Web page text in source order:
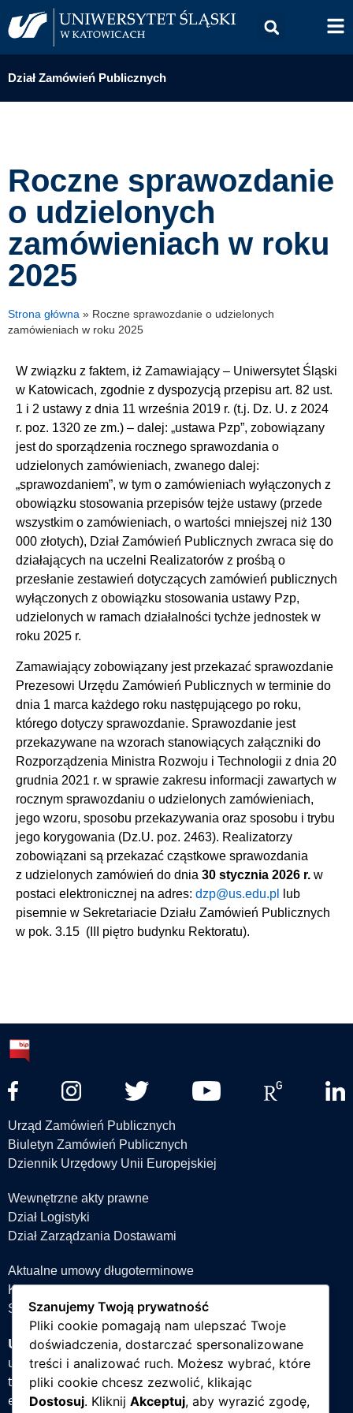
Dział Zamówień Publicznych
Roczne sprawozdanie
o udzielonych
zamówieniach w roku
2025
Strona główna » Roczne sprawozdanie o udzielonych
zamówieniach w roku 2025
W związku z faktem, iż Zamawiający – Uniwersytet Śląski
w Katowicach, zgodnie z dyspozycją przepisu art. 82 ust.
1 i 2 ustawy z dnia 11 września 2019 r. (t.j. Dz. U. z 2024
r. poz. 1320 ze zm.) – dalej: „ustawa Pzp”, zobowiązany
jest do sporządzenia rocznego sprawozdania o
udzielonych zamówieniach, zwanego dalej:
„sprawozdaniem”, w tym o zamówieniach wyłączonych z
obowiązku stosowania przepisów tejże ustawy (przede
wszystkim o zamówieniach, o wartości mniejszej niż 130
000 złotych), Dział Zamówień Publicznych zwraca się do
działających na uczelni Realizatorów z prośbą o
przesłanie zestawień dotyczących zamówień publicznych
wyłączonych z obowiązku stosowania ustawy Pzp,
udzielonych w ramach działalności tychże jednostek w
roku 2025 r.
Zamawiający zobowiązany jest przekazać sprawozdanie
Prezesowi Urzędu Zamówień Publicznych w terminie do
dnia 1 marca każdego roku następującego po roku,
którego dotyczy sprawozdanie. Sprawozdanie jest
przekazywane na wzorach stanowiących załączniki do
Rozporządzenia Ministra Rozwoju i Technologii z dnia 20
grudnia 2021 r. w sprawie zakresu informacji zawartych w
rocznym sprawozdaniu o udzielonych zamówieniach,
jego wzoru, sposobu przekazywania oraz sposobu i trybu
jego korygowania (Dz.U. poz. 2463). Realizatorzy
zobowiązani są przekazać cząstkowe sprawozdania
z udzielonych zamówień do dnia 30 stycznia 2026 r. w
postaci elektronicznej na adres: dzp@us.edu.pl
lub
pisemnie w Sekretariacie Działu Zamówień Publicznych
w pok. 3.15 (III piętro budynku Rektoratu).
Urząd Zamówień Publicznych
Biuletyn Zamówień Publicznych
Dziennik Urzędowy Unii Europejskiej
Wewnętrzne akty prawne
Dział Logistyki
Dział Zarządzania Dostawami
Aktualne umowy długoterminowe
Książka teleadresowa
Strefa projektów
Uniwersytet Śląski w Katowicach
ul. Bankowa 12, 40-007 Katowice
tel. +48 32 359 22 22
e-mail:info@us.edu.pl
Szanujemy Twoją prywatność
Pliki cookie pomagają nam ulepszać Twoje
doświadczenia, dostarczać spersonalizowane
treści i analizować ruch. Możesz wybrać, które
pliki cookie chcesz zezwolić, klikając
Dostosuj. Kliknij Akceptuj, aby wyrazić zgodę,